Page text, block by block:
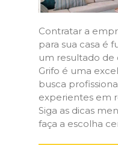
Contratar a
para sua casa é
um resultado de
Grifo é uma
busca
experientes em
Siga as dicas
faça a escolha